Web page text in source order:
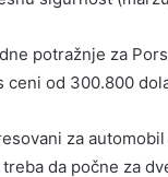
potražnje za
od 300.800
za
da počne za